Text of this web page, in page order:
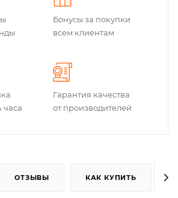
Бонусы за покупки
всем клиентам
часа
Гарантия качества
от производителей
ОТЗЫВЫ КАК КУПИТЬ